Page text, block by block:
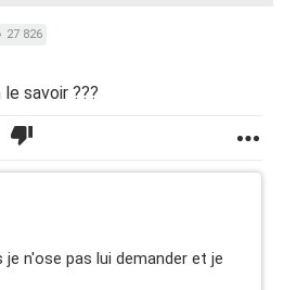
27 826
savoir ???
je n'ose pas lui demander et je